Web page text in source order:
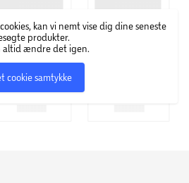
kan vi nemt vise dig dine seneste
produkter.
altid ændre det igen.
cookie samtykke